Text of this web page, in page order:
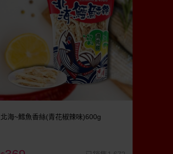
北海~鱈魚香絲(青花椒辣味)600g